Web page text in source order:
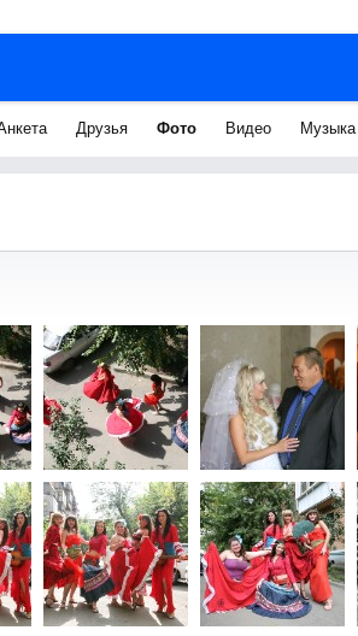
Друзья Фото Видео Музыка